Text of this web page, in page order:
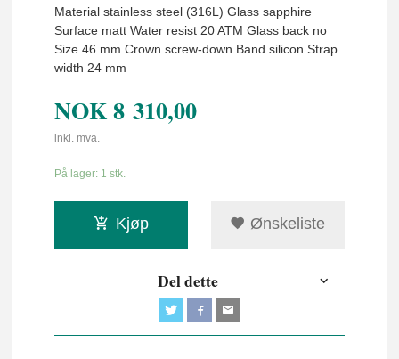
Material stainless steel (316L) Glass sapphire
Surface matt Water resist 20 ATM Glass back no
Size 46 mm Crown screw-down Band silicon Strap
width 24 mm
NOK8 310,00
inkl. mva.
På lager: 1 stk.
Kjøp Ønskeliste
Del dette